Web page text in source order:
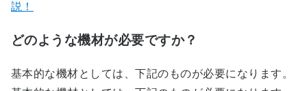
説！
どのような機材が必要ですか？
基本的な機材としては、下記のものが必要になります。